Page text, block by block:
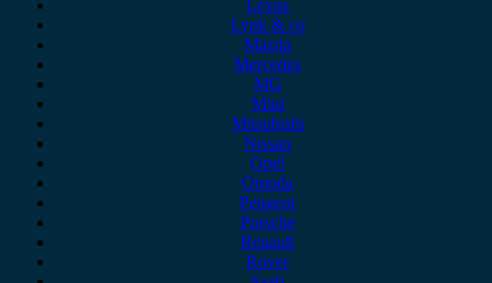
Lexus
Lynk & co
Mazda
Mercedes
MG
Mini
Mitsubishi
Nissan
Opel
Omoda
Peugeot
Porsche
Renault
Rover